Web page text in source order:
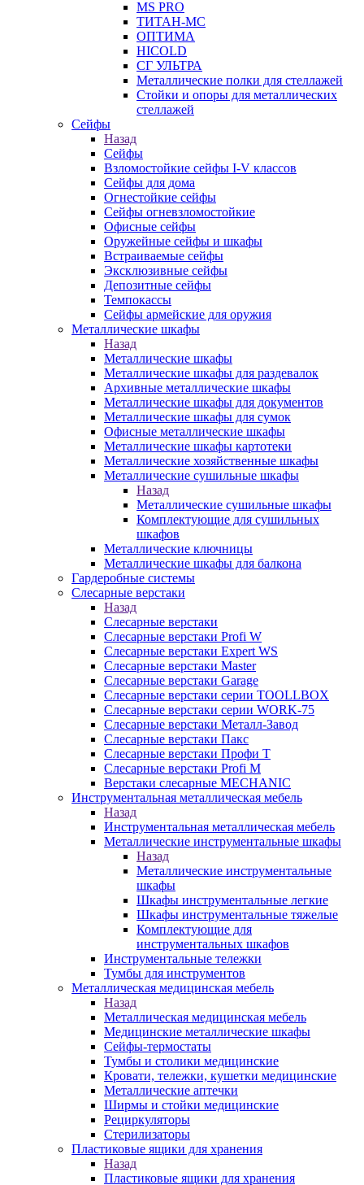
MS PRO
ТИТАН-МС
ОПТИМА
HICOLD
СГ УЛЬТРА
Металлические полки для стеллажей
Стойки и опоры для металлических
стеллажей
Сейфы
Назад
Сейфы
Взломостойкие сейфы I-V классов
Сейфы для дома
Огнестойкие сейфы
Сейфы огневзломостойкие
Офисные сейфы
Оружейные сейфы и шкафы
Встраиваемые сейфы
Эксклюзивные сейфы
Депозитные сейфы
Темпокассы
Сейфы армейские для оружия
Металлические шкафы
Назад
Металлические шкафы
Металлические шкафы для раздевалок
Архивные металлические шкафы
Металлические шкафы для документов
Металлические шкафы для сумок
Офисные металлические шкафы
Металлические шкафы картотеки
Металлические хозяйственные шкафы
Металлические сушильные шкафы
Назад
Металлические сушильные шкафы
Комплектующие для сушильных
шкафов
Металлические ключницы
Металлические шкафы для балкона
Гардеробные системы
Слесарные верстаки
Назад
Слесарные верстаки
Слесарные верстаки Profi W
Слесарные верстаки Expert WS
Слесарные верстаки Master
Слесарные верстаки Garage
Слесарные верстаки серии TOOLLBOX
Слесарные верстаки серии WORK-75
Слесарные верстаки Металл-Завод
Слесарные верстаки Пакс
Слесарные верстаки Профи Т
Слесарные верстаки Profi M
Верстаки слесарные MECHANIC
Инструментальная металлическая мебель
Назад
Инструментальная металлическая мебель
Металлические инструментальные шкафы
Назад
Металлические инструментальные
шкафы
Шкафы инструментальные легкие
Шкафы инструментальные тяжелые
Комплектующие для
инструментальных шкафов
Инструментальные тележки
Тумбы для инструментов
Металлическая медицинская мебель
Назад
Металлическая медицинская мебель
Медицинские металлические шкафы
Сейфы-термостаты
Тумбы и столики медицинские
Кровати, тележки, кушетки медицинские
Металлические аптечки
Ширмы и стойки медицинские
Рециркуляторы
Стерилизаторы
Пластиковые ящики для хранения
Назад
Пластиковые ящики для хранения